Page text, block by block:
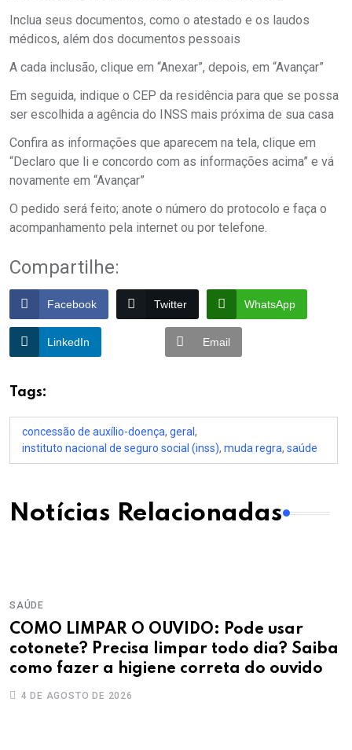
Inclua seus documentos, como o atestado e os laudos
médicos, além dos documentos pessoais
A cada inclusão, clique em “Anexar”, depois, em “Avançar”
Em seguida, indique o CEP da residência para que se possa
ser escolhida a agência do INSS mais próxima de sua casa
Confira as informações que aparecem na tela, clique em
“Declaro que li e concordo com as informações acima” e vá
novamente em “Avançar”
O pedido será feito; anote o número do protocolo e faça o
acompanhamento pela internet ou por telefone.
Compartilhe:
Facebook Twitter WhatsApp
LinkedIn Email
Tags:
concessão de auxílio-doença, geral ,
instituto nacional de seguro social (inss), muda regra, saúde
Notícias Relacionadas
SAÚDE
COMO LIMPAR O OUVIDO: Pode usar
cotonete? Precisa limpar todo dia? Saiba
como fazer a higiene correta do ouvido
4 DE AGOSTO DE 2026